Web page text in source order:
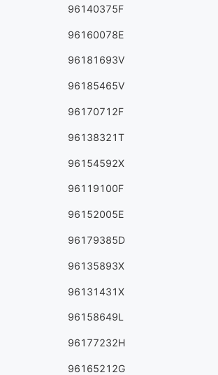
96140375F
96160078E
96181693V
96185465V
96170712F
96138321T
96154592X
96119100F
96152005E
96179385D
96135893X
96131431X
96158649L
96177232H
96165212G